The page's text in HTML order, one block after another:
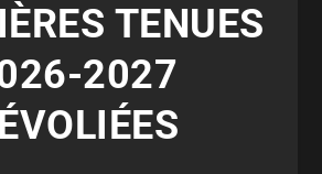
TENUES
2027